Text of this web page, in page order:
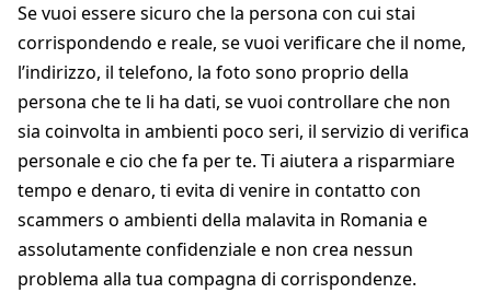
Se vuoi essere sicuro che la persona con cui stai
corrispondendo e reale, se vuoi verificare che il nome,
l’indirizzo, il telefono, la foto sono proprio della
persona che te li ha dati, se vuoi controllare che non
sia coinvolta in ambienti poco seri, il servizio di verifica
personale e cio che fa per te. Ti aiutera a risparmiare
tempo e denaro, ti evita di venire in contatto con
scammers o ambienti della malavita in Romania e
assolutamente confidenziale e non crea nessun
problema alla tua compagna di corrispondenze.